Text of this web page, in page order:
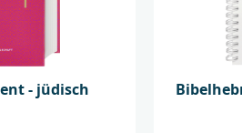
- jüdisch